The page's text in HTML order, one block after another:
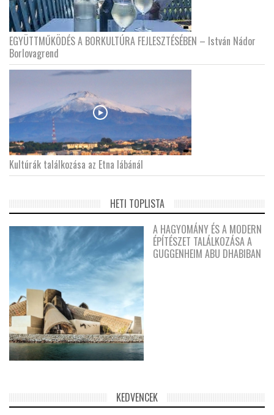
EGYÜTTMŰKÖDÉS A BORKULTÚRA FEJLESZTÉSÉBEN – István Nádor
Borlovagrend
Kultúrák találkozása az Etna lábánál
HETI TOPLISTA
A HAGYOMÁNY ÉS A MODERN
ÉPÍTÉSZET TALÁLKOZÁSA A
GUGGENHEIM ABU DHABIBAN
KEDVENCEK